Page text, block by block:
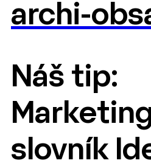
archi-
Náš tip:
slovník